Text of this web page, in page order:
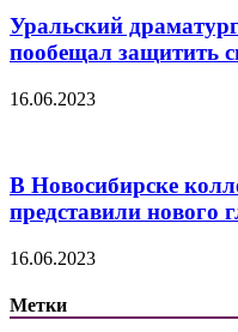
Уральский
пообещал защитить
16.06.2023
В Новосибирске
представили нового
16.06.2023
Метки